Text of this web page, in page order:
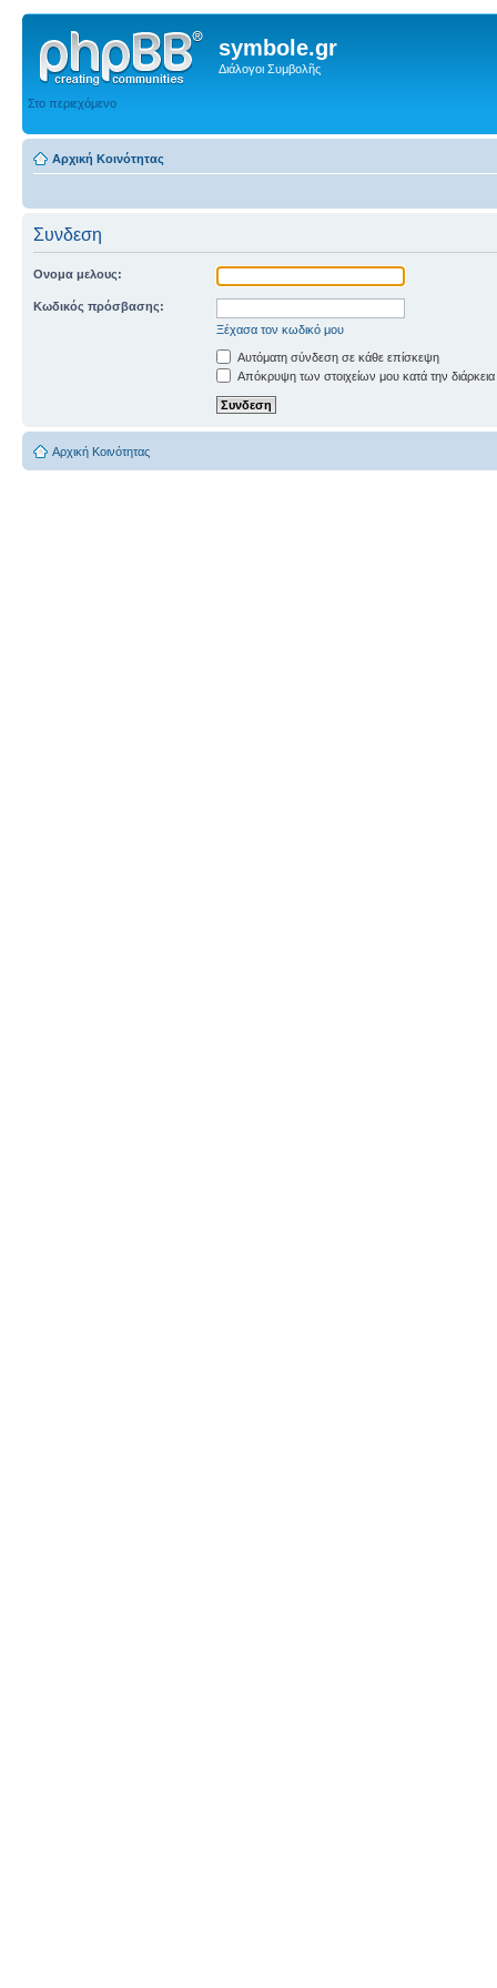
symbole.gr
Διάλογοι Συμβολῆς
Στο περιεχόμενο
Αρχική Κοινότητας
Συνδεση
Ονομα μελους:
Κωδικός πρόσβασης:
Ξέχασα τον κωδικό μου
Αυτόματη σύνδεση σε κάθε επίσκεψη
Απόκρυψη των στοιχείων μου κατά την
Αρχική Κοινότητας